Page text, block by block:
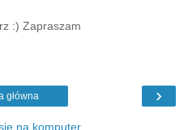
:) Zapraszam
›
główna
na komputer